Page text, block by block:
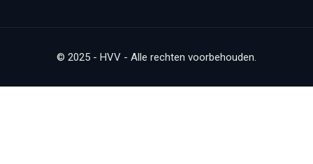
© 2025 - HVV - Alle rechten voorbehouden.